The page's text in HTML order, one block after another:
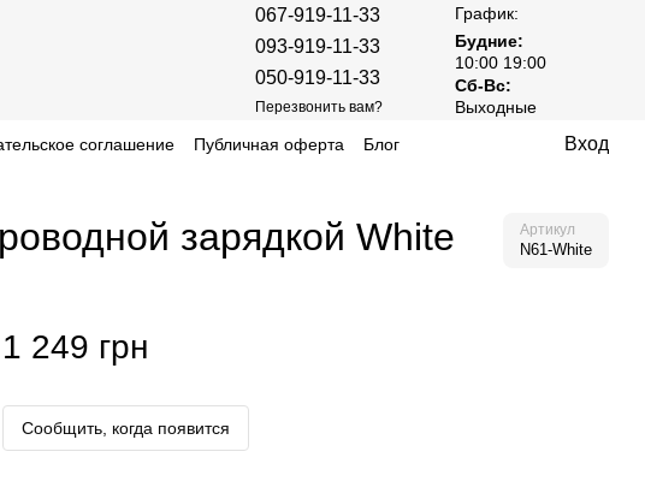
067-919-11-33
093-919-11-33
050-919-11-33
Перезвонить вам?
График:
Будние:
10:00 19:00
Сб-Вс:
Выходные
соглашение Публичная оферта Блог Вход
зарядкой White Артикул
N61-White
1 249 грн
Сообщить, когда появится